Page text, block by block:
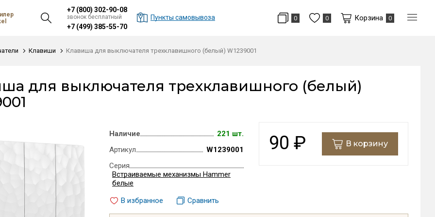
+7 (800) 302-90-08
звонок бесплатный
+7 (499) 385-55-70
Пункты самовывоза 0 0 Корзина 0
Клавиши Клавиша для выключателя трехклавишного (белый) W1239001
для выключателя трехклавишного (белый)
90 ₽ В корзину
Наличие
221 шт.
Артикул
W1239001
Серия
Встраиваемые механизмы Hammer
белые
В избранное
Сравнить